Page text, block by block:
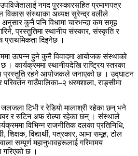
उपविजेतालाई नगद पुरस्कारसहित प्रमाणपत्र
विकास संस्थाका अध्यक्ष सुरेन्द्र वलीले
कुनै पनि विधामा चारभन्दा कम समूह
प्रस्तुतिमा स्थानीय संस्कार, संस्कृति र
प्राथमिकता दिइनेछ ।
उत्पन्न हुने कुनै विवादमा आयोजक संस्थाको
। कार्यक्रममा स्थानीयदेखि राष्ट्रिय स्तरका
प्रस्तुति रहने आयोजकले जनाएको छ । उद्घाटन
परिवर्तन गाउँपालिका–२ धरमशाला, राङ्सीमा
जलजला टिभी र रेडियो मालाश्री रहेका छन् भने
र रुटिन अफ रोल्पा रहेका छन् । संस्थाले
विभिन्न राजनीतिक दलका प्रतिनिधि,
शिक्षक, विद्यार्थी, पत्रकार, आमा समूह, टोल
सम्पूर्ण महानुभावहरूलाई गरिमामय
गरिएको छ ।